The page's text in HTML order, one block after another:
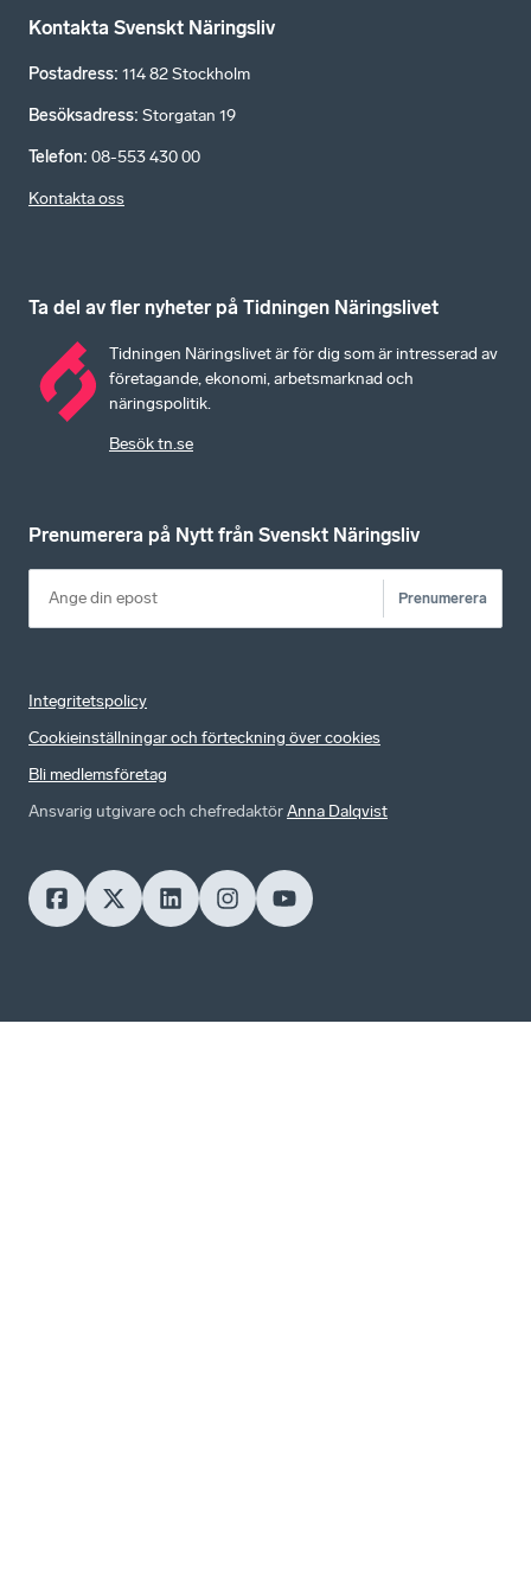
Kontakta Svenskt Näringsliv
Postadress: 114 82 Stockholm
Besöksadress: Storgatan 19
Telefon: 08-553 430 00
Kontakta oss
Ta del av fler nyheter på Tidningen Näringslivet
Tidningen Näringslivet är för dig som är intresserad av
företagande, ekonomi, arbetsmarknad och
näringspolitik.
Besök tn.se
Prenumerera på Nytt från Svenskt Näringsliv
Prenumerera
Integritetspolicy
Cookieinställningar och förteckning över cookies
Bli medlemsföretag
Ansvarig utgivare och chefredaktörAnna Dalqvist